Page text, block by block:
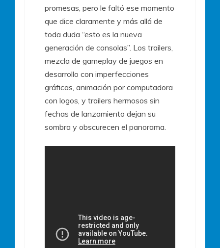
promesas, pero le faltó ese momento
que dice claramente y más allá de
toda duda “esto es la nueva
generación de consolas”. Los trailers,
mezcla de gameplay de juegos en
desarrollo con imperfecciones
gráficas, animación por computadora
con logos, y trailers hermosos sin
fechas de lanzamiento dejan su
sombra y obscurecen el panorama.